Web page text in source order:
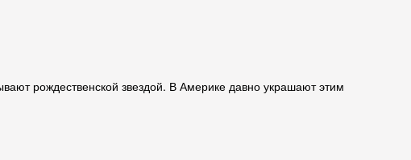
рождественской звездой. В Америке давно украшают этим